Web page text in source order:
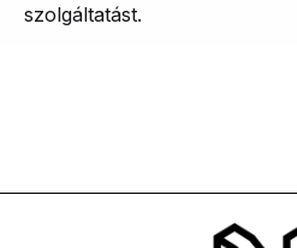
szolgáltatást.